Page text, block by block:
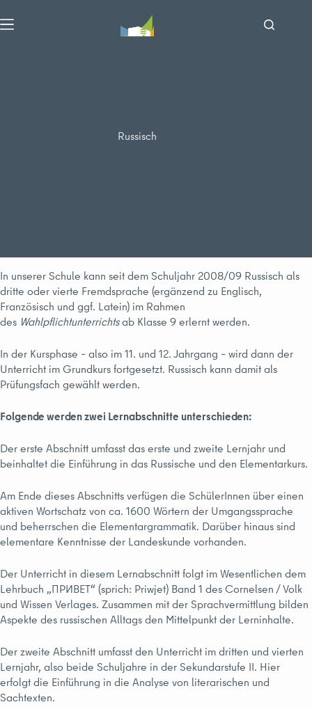
Inhalt
Russisch
In unserer Schule kann seit dem Schuljahr 2008/09 Russisch als
dritte oder vierte Fremdsprache (ergänzend zu Englisch,
Französisch und ggf. Latein) im Rahmen
des Wahlpflichtunterrichtsab Klasse 9 erlernt werden.
In der Kursphase – also im 11. und 12. Jahrgang – wird dann der
Unterricht im Grundkurs fortgesetzt. Russisch kann damit als
Prüfungsfach gewählt werden.
Folgende werden zwei Lernabschnitte unterschieden:
Der erste Abschnitt umfasst das erste und zweite Lernjahr und
beinhaltet die Einführung in das Russische und den Elementarkurs.
Am Ende dieses Abschnitts verfügen die SchülerInnen über einen
aktiven Wortschatz von ca. 1600 Wörtern der Umgangssprache
und beherrschen die Elementargrammatik. Darüber hinaus sind
elementare Kenntnisse der Landeskunde vorhanden.
Der Unterricht in diesem Lernabschnitt folgt im Wesentlichen dem
Lehrbuch „ПРИВЕТ“ (sprich: Priwjet) Band 1 des Cornelsen / Volk
und Wissen Verlages. Zusammen mit der Sprachvermittlung bilden
Aspekte des russischen Alltags den Mittelpunkt der Lerninhalte.
Der zweite Abschnitt umfasst den Unterricht im dritten und vierten
Lernjahr, also beide Schuljahre in der Sekundarstufe II. Hier
erfolgt die Einführung in die Analyse von literarischen und
Sachtexten.